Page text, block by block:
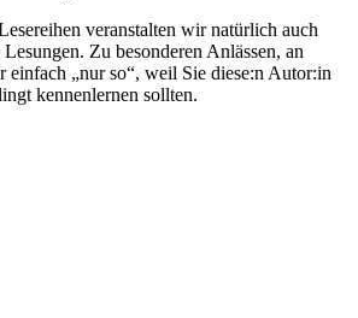
veranstalten wir natürlich auch
Zu besonderen Anlässen, an
einfach „nur so“, weil Sie diese:n Autor:in
kennenlernen sollten.